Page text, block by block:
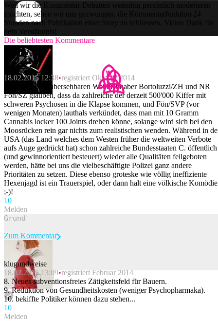
Weil wir die Kommentar-Debatten weiterhin persönlich moderieren
möchten, sehen wir uns gezwungen, die Kommentarfunktion 24
Stunden nach Publikation einer Story zu schliessen. Vielen Dank für
dein Verständnis!
Die beliebtesten Kommentare
Angelo C.
18.02.2015 12:38 registriert Oktober 2014
Solange die unübersehbaren Weinliebhaber Bortoluzzi/ZH und NR
Fön/SZ glauben, dass da zahlreiche der derzeit 500'000 Kiffer mit
schweren Psychosen in die Klapse kommen, und Fön/SVP (vor
wenigen Monaten) lauthals verkündet, dass man mit 10 Gramm
Cannabis locker 100 Joints drehen könne, solange wird sich bei den
Moosrücken rein gar nichts zum realistischen wenden. Während in
USA (das Land welches dem Westen früher die weltweiten Verbote
aufs Auge gedrückt hat) schon zahlreiche Bundesstaaten C. öffentlich
(und gewinnorientiert besteuert) wieder alle Qualitäten feilgeboten
werden, hätte bei uns die vielbeschäftigte Polizei ganz andere
Prioritäten zu setzen. Diese ebenso groteske wie völlig ineffiziente
Hexenjagd ist ein Trauerspiel, oder dann halt eine völkische Komödie
;-)!
10
Melden
Beitrag melden
Zum Kommentar
klugundweise
18.02.2015 13:09 registriert Februar 2014
8. Neues subventionsfreies Zätigkeitsfeld für Bauern.
9. Reduktion von Gesundheitskosten (weniger Psychopharmaka).
10. bekiffte Politiker können dazu stehen...
10
Melden